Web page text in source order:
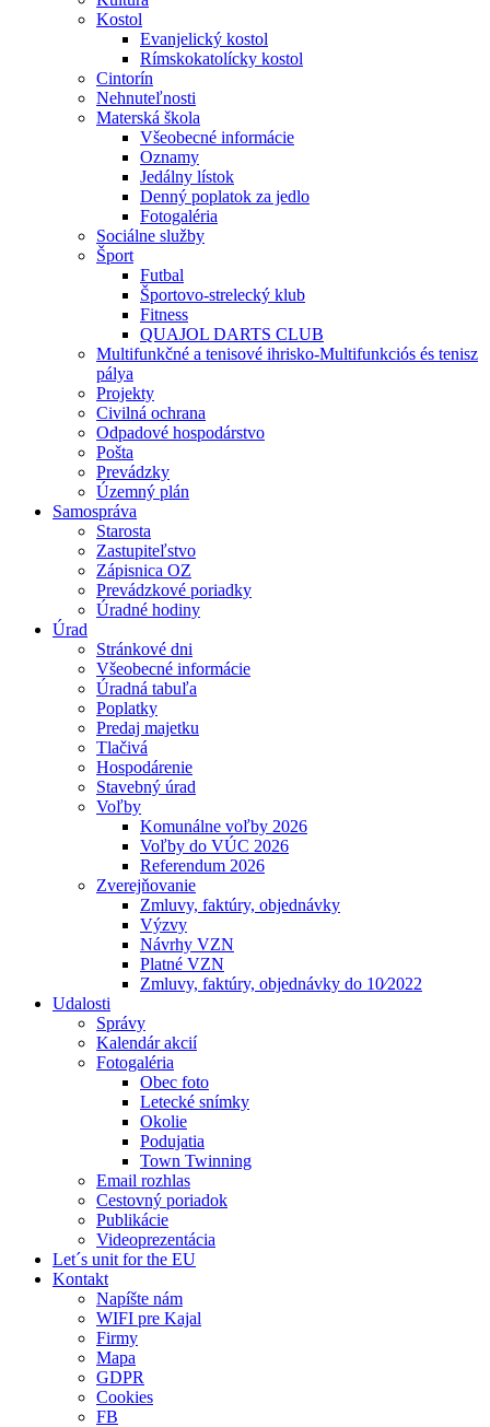
Kostol
Evanjelický kostol
Rímskokatolícky kostol
Cintorín
Nehnuteľnosti
Materská škola
Všeobecné informácie
Oznamy
Jedálny lístok
Denný poplatok za jedlo
Fotogaléria
Sociálne služby
Šport
Futbal
Športovo-strelecký klub
Fitness
QUAJOL DARTS CLUB
Multifunkčné a tenisové ihrisko-Multifunkciós és tenisz
pálya
Projekty
Civilná ochrana
Odpadové hospodárstvo
Pošta
Prevádzky
Územný plán
Samospráva
Starosta
Zastupiteľstvo
Zápisnica OZ
Prevádzkové poriadky
Úradné hodiny
Úrad
Stránkové dni
Všeobecné informácie
Úradná tabuľa
Poplatky
Predaj majetku
Tlačivá
Hospodárenie
Stavebný úrad
Voľby
Komunálne voľby 2026
Voľby do VÚC 2026
Referendum 2026
Zverejňovanie
Zmluvy, faktúry, objednávky
Výzvy
Návrhy VZN
Platné VZN
Zmluvy, faktúry, objednávky do 10⁄2022
Udalosti
Správy
Kalendár akcií
Fotogaléria
Obec foto
Letecké snímky
Okolie
Podujatia
Town Twinning
Email rozhlas
Cestovný poriadok
Publikácie
Videoprezentácia
Let´s unit for the EU
Kontakt
Napíšte nám
WIFI pre Kajal
Firmy
Mapa
GDPR
Cookies
FB